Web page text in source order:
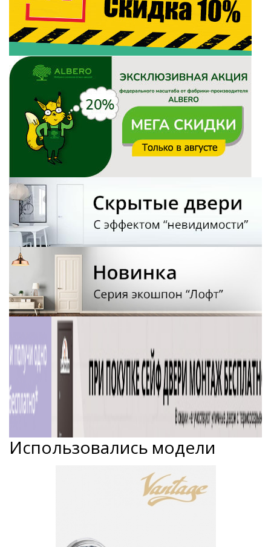
Использовались модели